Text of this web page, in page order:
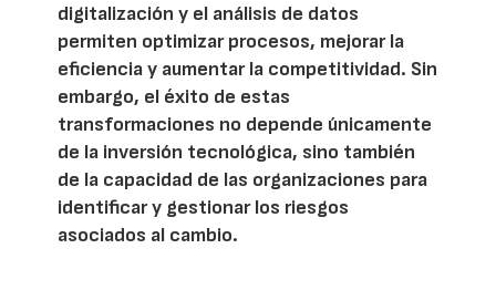
digitalización y el análisis de datos
permiten optimizar procesos, mejorar la
eficiencia y aumentar la competitividad. Sin
embargo, el éxito de estas
transformaciones no depende únicamente
de la inversión tecnológica, sino también
de la capacidad de las organizaciones para
identificar y gestionar los riesgos
asociados al cambio.